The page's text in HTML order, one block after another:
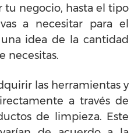
tu negocio, hasta el tipo
a necesitar para el
idea de la cantidad
necesitas.
las herramientas y
a través de
de limpieza. Este